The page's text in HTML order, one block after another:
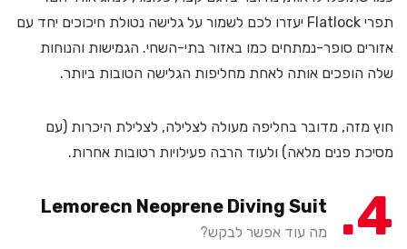
תפרי Flatlock יעזרו לכם לשמור על גלישה נטולת חיכוכים יחד עם
אזורים סופר-נמתחים כמו באזור בתי-השחי. הגמישות והנוחות
שלה הופכים אותה לאחת מחליפות הגלישה הטובות ביותר.
חוץ מזה, מדובר בחליפה מעולה לצלילה, לצלילת היכרות (עם
מסיכת פנים מלאה) ולעוד הרבה פעילויות רטובות אחרות.
4
Lemorecn Neoprene Diving Suit
מה עוד אפשר לבקש?